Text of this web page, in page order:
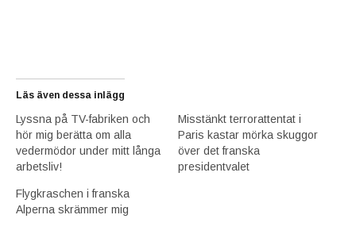
Läs även dessa inlägg
Lyssna på TV-fabriken och
hör mig berätta om alla
vedermödor under mitt långa
arbetsliv!
Misstänkt terrorattentat i
Paris kastar mörka skuggor
över det franska
presidentvalet
Flygkraschen i franska
Alperna skrämmer mig